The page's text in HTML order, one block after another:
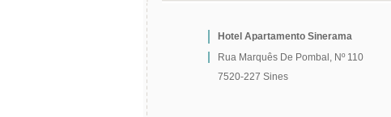
Hotel Apartamento Sinerama
Rua Marquês De Pombal, Nº 110
7520-227 Sines